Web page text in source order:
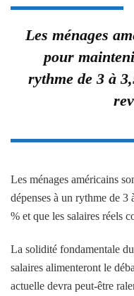
Les ménages
pour
rythme de 3 à
Les ménages américains
dépenses à un rythme de
% et que les salaires réels
La solidité fondamentale
salaires alimenteront le
actuelle devra peut-être